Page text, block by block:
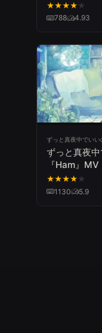
★★★★ ★
788
4.93
ずっと真夜中でい
ずっと真夜中
『Ham』
Ham)
★★★★ ★
1130
5.9